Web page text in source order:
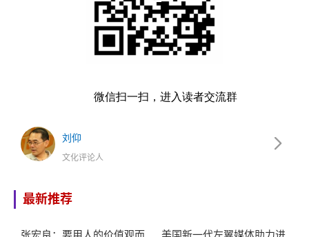
微信扫一扫，进入读者交流群
刘仰
文化评论人
最新推荐